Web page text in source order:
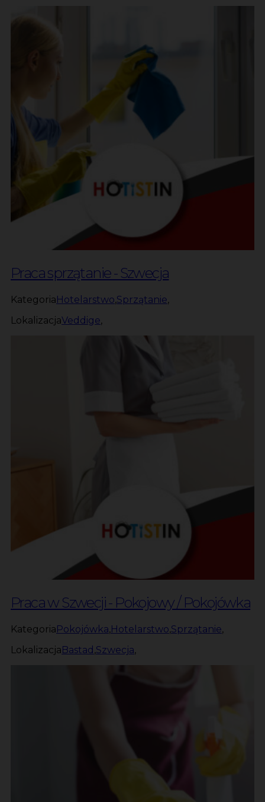
Praca sprzątanie - Szwecja
KategoriaHotelarstwo,Sprzątanie,
LokalizacjaVeddige,
Praca w Szwecji - Pokojowy / Pokojówka
KategoriaPokojówka,Hotelarstwo,Sprzątanie,
LokalizacjaBastad ,Szwecja,